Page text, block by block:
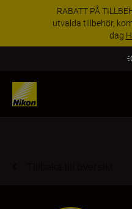
RABATT PÅ
utvalda tillbehör,
dag
Leverans